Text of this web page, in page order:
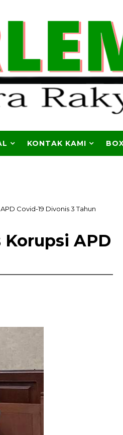
KONTAK KAMI
Covid-19 Divonis 3 Tahun
APD